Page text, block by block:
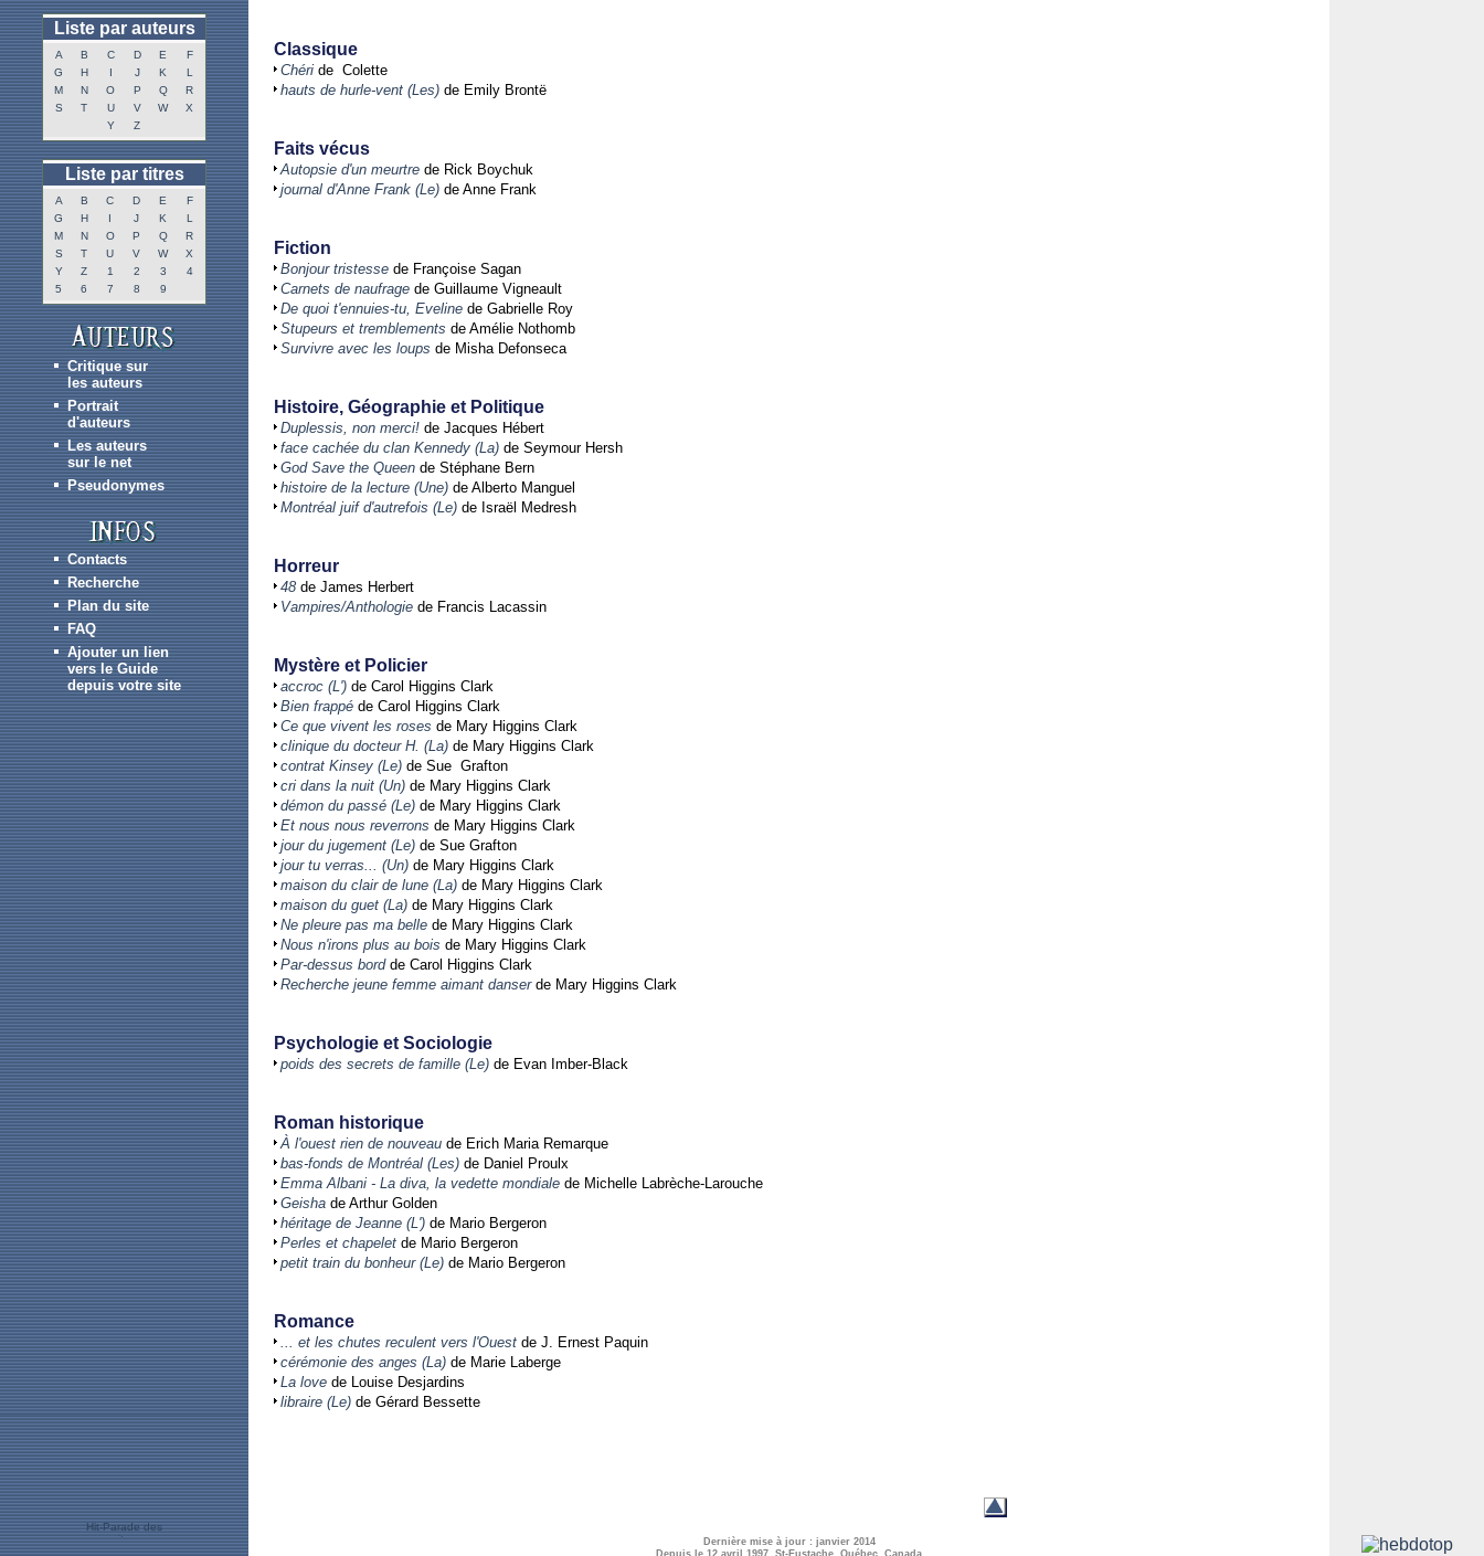
Liste par auteurs
A B C D E
F
G
H I J K
L
M
N O P Q
R
S
T U V W
X
Y
Z
Liste par titres
A B C D E
F
G
H I J K
L
M
N O P Q
R
S
T U V W
X
Y
Z 1 2 3
4
5
6 7 8 9
Critique sur
les auteurs
Portrait
d'auteurs
Les auteurs
sur le net
Pseudonymes
Contacts
Recherche
Plan du site
FAQ
Ajouter un lien
vers le Guide
depuis votre site
Classique
Chéri de Colette
hauts de hurle-vent (Les) de Emily Brontë
Faits vécus
Autopsie d'un meurtre de Rick Boychuk
journal d'Anne Frank (Le) de Anne Frank
Fiction
Bonjour tristesse de Françoise Sagan
Carnets de naufrage de Guillaume Vigneault
De quoi t'ennuies-tu, Eveline de Gabrielle Roy
Stupeurs et tremblements de Amélie Nothomb
Survivre avec les loups de Misha Defonseca
Histoire, Géographie et Politique
Duplessis, non merci! de Jacques Hébert
face cachée du clan Kennedy (La) de Seymour Hersh
God Save the Queen de Stéphane Bern
histoire de la lecture (Une) de Alberto Manguel
Montréal juif d'autrefois (Le) de Israël Medresh
Horreur
48 de James Herbert
Vampires/Anthologie de Francis Lacassin
Mystère et Policier
accroc (L') de Carol Higgins Clark
Bien frappé de Carol Higgins Clark
Ce que vivent les roses de Mary Higgins Clark
clinique du docteur H. (La) de Mary Higgins Clark
contrat Kinsey (Le) de Sue Grafton
cri dans la nuit (Un) de Mary Higgins Clark
démon du passé (Le) de Mary Higgins Clark
Et nous nous reverrons de Mary Higgins Clark
jour du jugement (Le) de Sue Grafton
jour tu verras... (Un) de Mary Higgins Clark
maison du clair de lune (La) de Mary Higgins Clark
maison du guet (La) de Mary Higgins Clark
Ne pleure pas ma belle de Mary Higgins Clark
Nous n'irons plus au bois de Mary Higgins Clark
Par-dessus bordde Carol Higgins Clark
Recherche jeune femme aimant danserde Mary Higgins Clark
Psychologie et Sociologie
poids des secrets de famille (Le) de Evan Imber-Black
Roman historique
À l'ouest rien de nouveau de Erich Maria Remarque
bas-fonds de Montréal (Les) de Daniel Proulx
Emma Albani - La diva, la vedette mondiale de Michelle Labrèche-Larouche
Geisha de Arthur Golden
héritage de Jeanne (L') de Mario Bergeron
Perles et chapelet de Mario Bergeron
petit train du bonheur (Le) de Mario Bergeron
Romance
... et les chutes reculent vers l'Ouest de J. Ernest Paquin
cérémonie des anges (La) de Marie Laberge
La love de Louise Desjardins
libraire (Le) de Gérard Bessette
Dernière mise à jour : janvier 2014
Depuis le 12 avril 1997, St-Eustache, Québec, Canada